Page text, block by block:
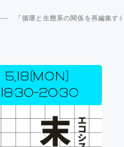
「循環と生態系の関係を再編集